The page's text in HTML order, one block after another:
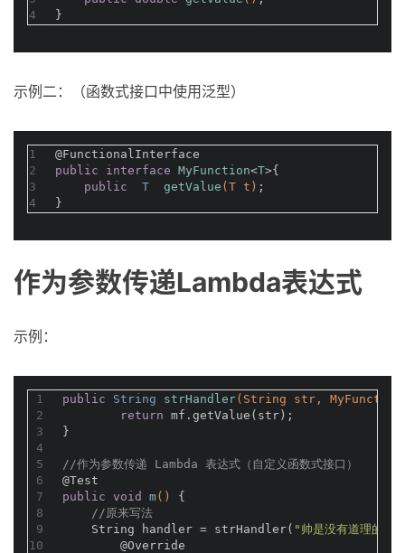
4
}
示例二：（函数式接口中使用泛型）
1
2
3
4
@FunctionalInterface
public
interface MyFunction<T>{
public
  T
getValue (T t) ;
}
作为参数传递Lambda表达式
示例：
1
2
3
4
5
6
7
8
9
10
public String strHandler(String str,
return mf.getValue(str);
}
//作为参数传递 Lambda 表达式（自定义函数式接口）
@Test
public void m()
{
//原来写法
    String handler = strHandler(
"帅是没有道理的 "
@Override